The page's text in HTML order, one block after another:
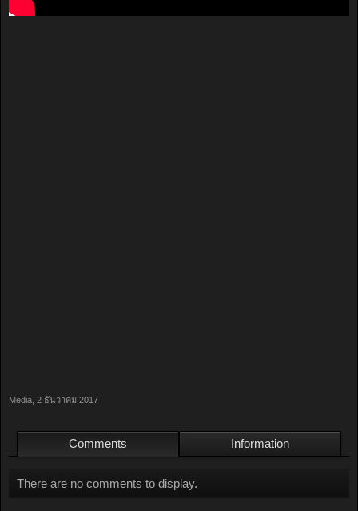
Media 2 ธันวาคม 2017
Comments Information
There are no comments to display.